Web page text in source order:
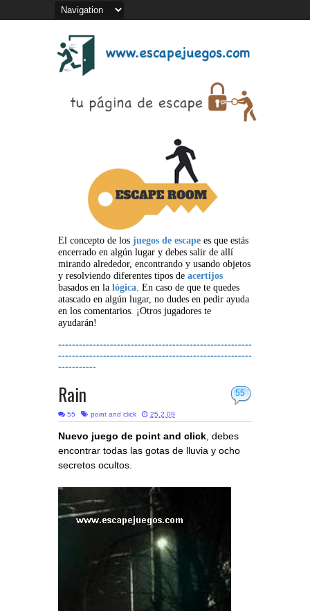
El concepto de los juegos de escape es que estás
encerrado en algún lugar y debes salir de allí
mirando alrededor, encontrando y usando objetos
y resolviendo diferentes tipos de acertijos
basados en la lógica. En caso de que te quedes
atascado en algún lugar, no dudes en pedir ayuda
en los comentarios. ¡Otros jugadores te
ayudarán!
--------------------------------------------------------
--------------------------------------------------------
-----------
55
Rain
55 point and click 25.2.09
Nuevo juego de point and click, debes
encontrar todas las gotas de lluvia y ocho
secretos ocultos.